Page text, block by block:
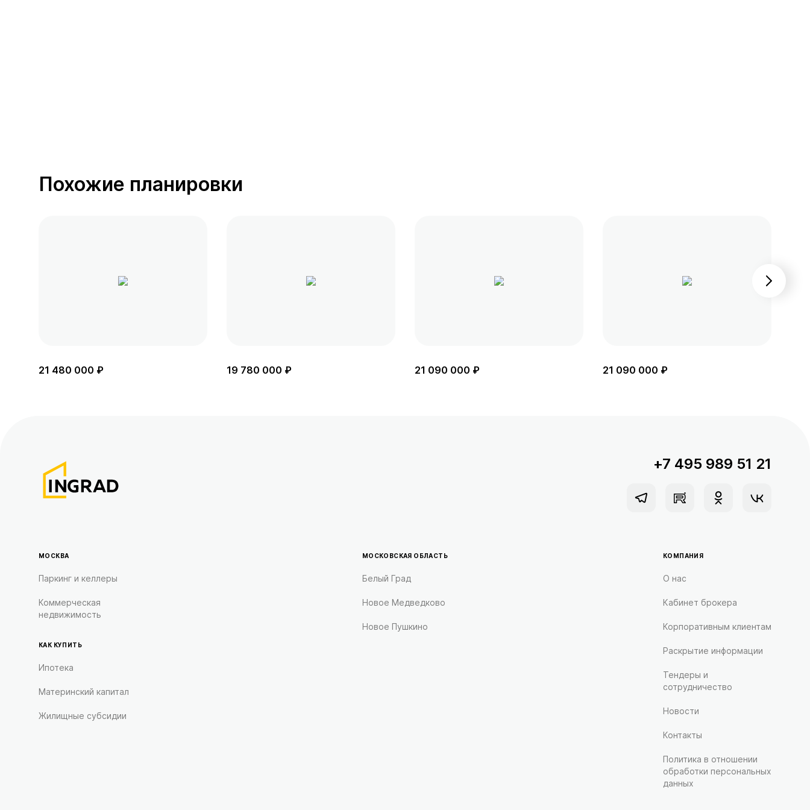
Похожие планировки
21 480 000 ₽ 19 780 000 ₽ 21 090 000 ₽ 21 090 000 ₽
+7 495 989 51 21
МОСКВА
Паркинг и келлеры
Коммерческая
недвижимость
КАК КУПИТЬ
Ипотека
Материнский капитал
Жилищные субсидии
МОСКОВСКАЯ ОБЛАСТЬ
Белый Град
Новое Медведково
Новое Пушкино
КОМПАНИЯ
О нас
Кабинет брокера
Корпоративным клиентам
Раскрытие информации
Тендеры и
сотрудничество
Новости
Контакты
Политика в отношении
обработки персональных
данных